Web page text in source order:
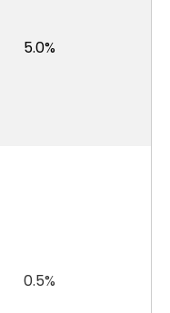
5.0%
0.5%